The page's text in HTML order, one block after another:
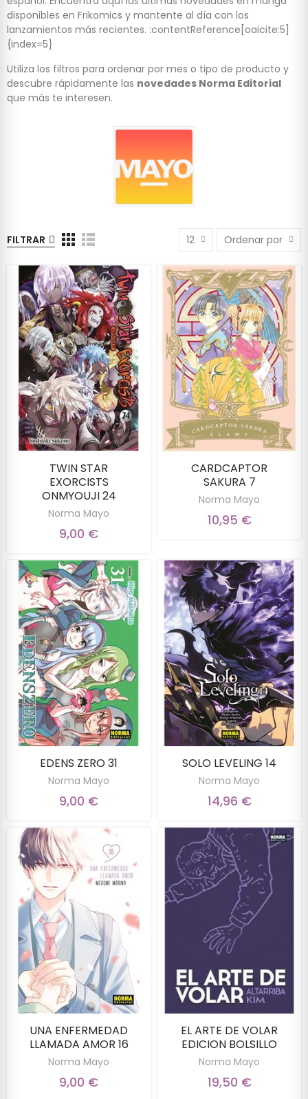
disponibles en Frikomics y mantente al día con los
lanzamientos más recientes. :contentReference[oaicite:5]
{index=5}
Utiliza los filtros para ordenar por mes o tipo de producto y
descubre rápidamente las novedades Norma Editorial
que más te interesen.
FILTRAR 12 Ordenar por
TWIN STAR
EXORCISTS
ONMYOUJI 24
Norma Mayo
9,00 €
CARDCAPTOR
SAKURA 7
Norma Mayo
10,95 €
EDENS ZERO 31
Norma Mayo
9,00 €
SOLO LEVELING 14
Norma Mayo
14,96 €
UNA ENFERMEDAD
LLAMADA AMOR 16
Norma Mayo
9,00 €
EL ARTE DE VOLAR
EDICION BOLSILLO
Norma Mayo
19,50 €